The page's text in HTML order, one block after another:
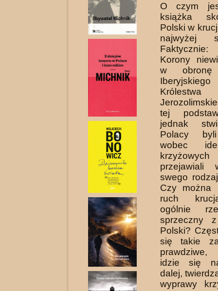
O czym
książka
Polski w
najwyżej
Korony
w obronę
Królestwa
tej
jednak
Polacy
wobec
przejawiali
swego
Czy można
ruch
ogólnie
sprzeczny
Polski?
się takie
idzie się
dalej,
wyprawy